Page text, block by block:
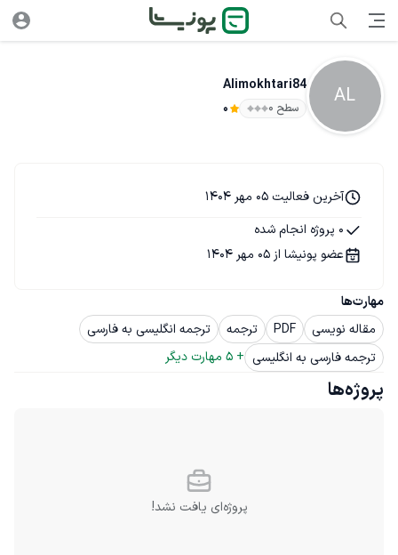
AL
Alimokhtari84
سطح ۰ 0
مهارت‌ها
مقاله نویسی
PDF ترجمه
ترجمه انگلیسی به فارسی
ترجمه فارسی به انگلیسی +
5 مهارت دیگر
آخرین فعالیت 05 مهر 1404
0 پروژه انجام شده
عضو پونیشا از 05 مهر 1404
پروژه‌ها
پروژه‌ای یافت نشد!